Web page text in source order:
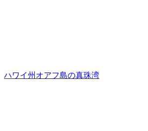
ハワイ州オアフ島の真珠湾